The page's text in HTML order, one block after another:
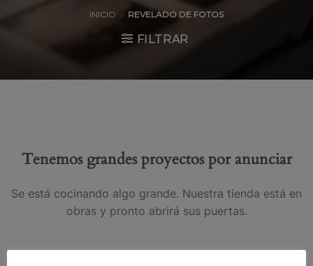
INICIO / REVELADO DE FOTOS
FILTRAR
Tenemos grandes proyectos por anunciar
Se está cocinando algo grande. Nuestra tienda está en
obras y pronto abrirá sus puertas.